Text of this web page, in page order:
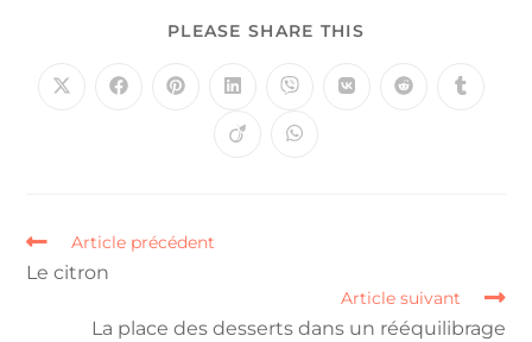
PLEASE SHARE THIS
Article précédent
Le citron
Article suivant
La place des desserts dans un rééquilibrage